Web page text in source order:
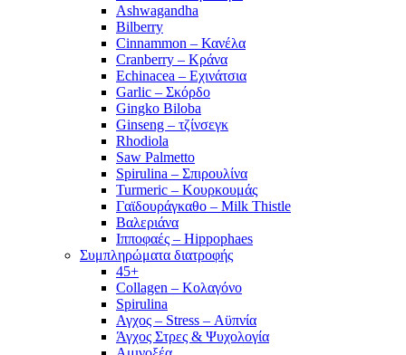
Ashwagandha
Bilberry
Cinnammon – Κανέλα
Cranberry – Κράνα
Echinacea – Εχινάτσια
Garlic – Σκόρδο
Gingko Biloba
Ginseng – τζίνσεγκ
Rhodiola
Saw Palmetto
Spirulina – Σπιρουλίνα
Turmeric – Κουρκουμάς
Γαϊδουράγκαθο – Milk Thistle
Βαλεριάνα
Ιπποφαές – Hippophaes
Συμπληρώματα διατροφής
45+
Collagen – Κολαγόνο
Spirulina
Αγχος – Stress – Αϋπνία
Άγχος Στρες & Ψυχολογία